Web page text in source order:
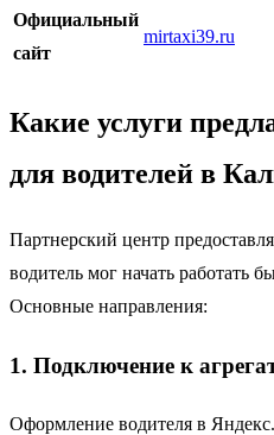
Официальный
сайт
mirtaxi39.ru
Какие услуги
для водителей в
Партнерский центр
водитель мог начать работать
Основные направления:
1. Подключение к
Оформление водителя в